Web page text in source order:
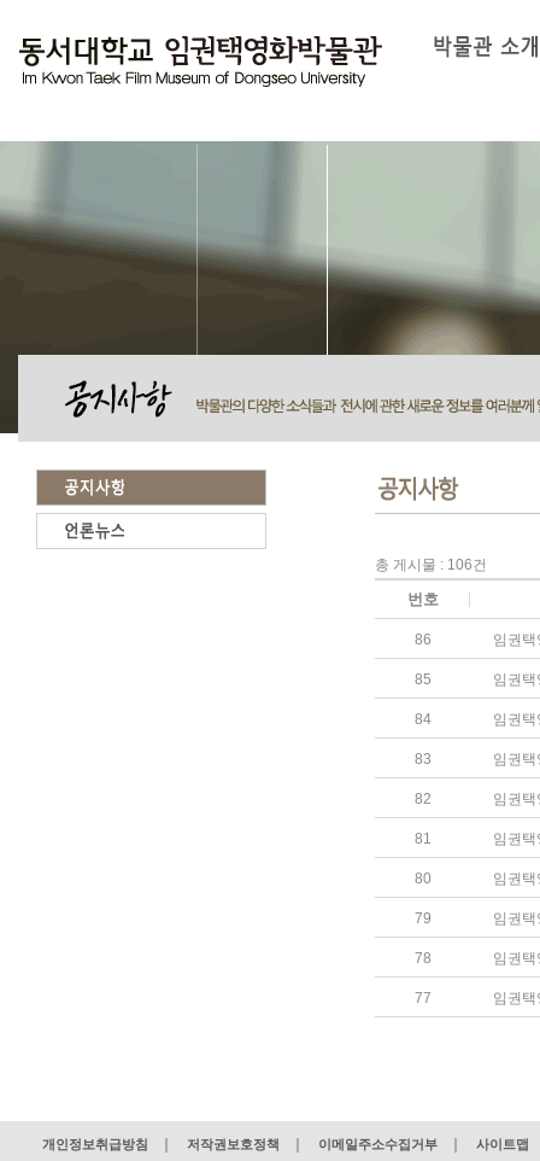
총 게시물 : 106건
번호
86 임권
85 임권
84 임권
83 임권
82 임권
81 임권
80 임권
79 임권
78 임권
77 임권
개인정보취급방침 저작권보호정책 이메일주소수집거부 사이트맵